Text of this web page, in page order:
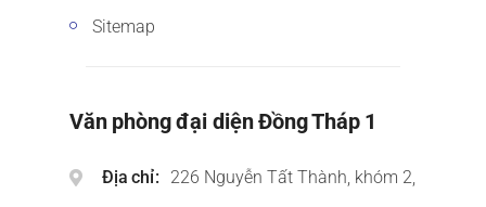
Sitemap
Văn phòng đại diện Đồng Tháp 1
Địa chỉ
226 Nguyễn Tất Thành, khóm 2,